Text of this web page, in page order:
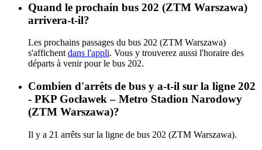
Quand le prochain bus 202 (ZTM Warszawa)
arrivera-t-il?
Les prochains passages du bus 202 (ZTM Warszawa)
s'affichent dans l'appli. Vous y trouverez aussi l'horaire des
départs à venir pour le bus 202.
Combien d'arrêts de bus y a-t-il sur la ligne 202
- PKP Gocławek – Metro Stadion Narodowy
(ZTM Warszawa)?
Il y a 21 arrêts sur la ligne de bus 202 (ZTM Warszawa).